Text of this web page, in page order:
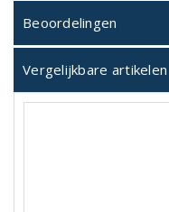
Beoordelingen
Vergelijkbare artikelen